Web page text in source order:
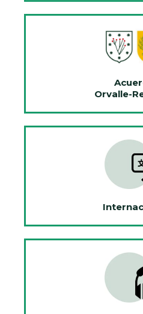
Orvalle-